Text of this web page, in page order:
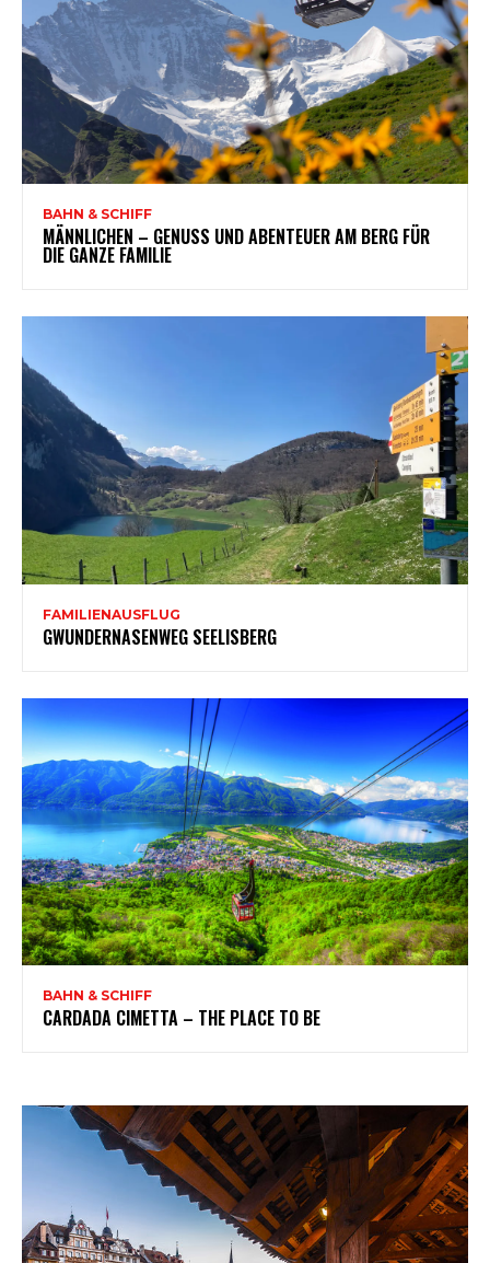
BAHN & SCHIFF
MÄNNLICHEN – GENUSS UND ABENTEUER AM BERG FÜR
DIE GANZE FAMILIE
FAMILIENAUSFLUG
GWUNDERNASENWEG SEELISBERG
BAHN & SCHIFF
CARDADA CIMETTA – THE PLACE TO BE